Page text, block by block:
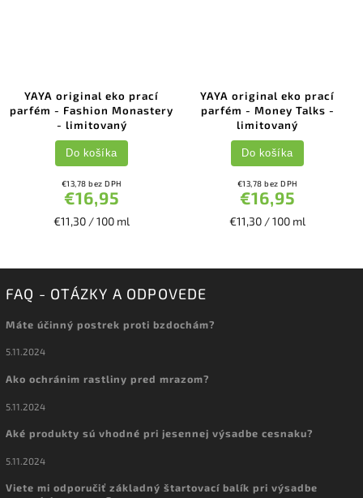
YAYA original eko prací
parfém - Fashion Monastery
- limitovaný
€13,78 bez DPH
€16,95
€11,30 / 100 ml
Do košíka
YAYA original eko prací
parfém - Money Talks -
limitovaný
€13,78 bez DPH
€16,95
€11,30 / 100 ml
Do košíka
FAQ - OTÁZKY A ODPOVEDE
Máte účinný postrek proti bzdochám?
5.11.2024
Ako ochránim rastliny pred mrazom?
5.11.2024
Aké produkty sú vhodné pri jesennej výsadbe cesnaku?
5.11.2024
Viete mi odporučiť základný štartovací balík pri výsadbe